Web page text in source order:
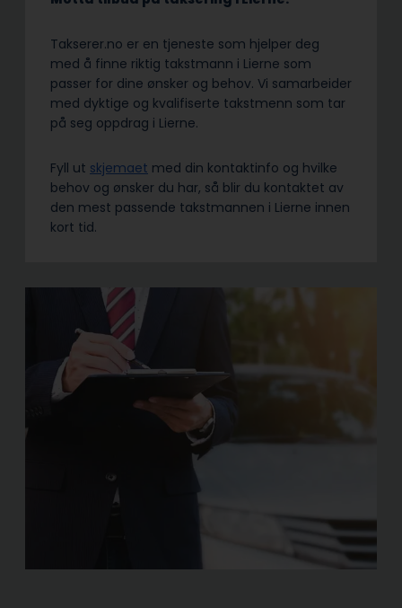
Takserer.no er en tjeneste som hjelper deg
med å finne riktig takstmann i Lierne som
passer for dine ønsker og behov. Vi samarbeider
med dyktige og kvalifiserte takstmenn som tar
på seg oppdrag i Lierne.
Fyll ut skjemaet med din kontaktinfo og hvilke
behov og ønsker du har, så blir du kontaktet av
den mest passende takstmannen i Lierne innen
kort tid.